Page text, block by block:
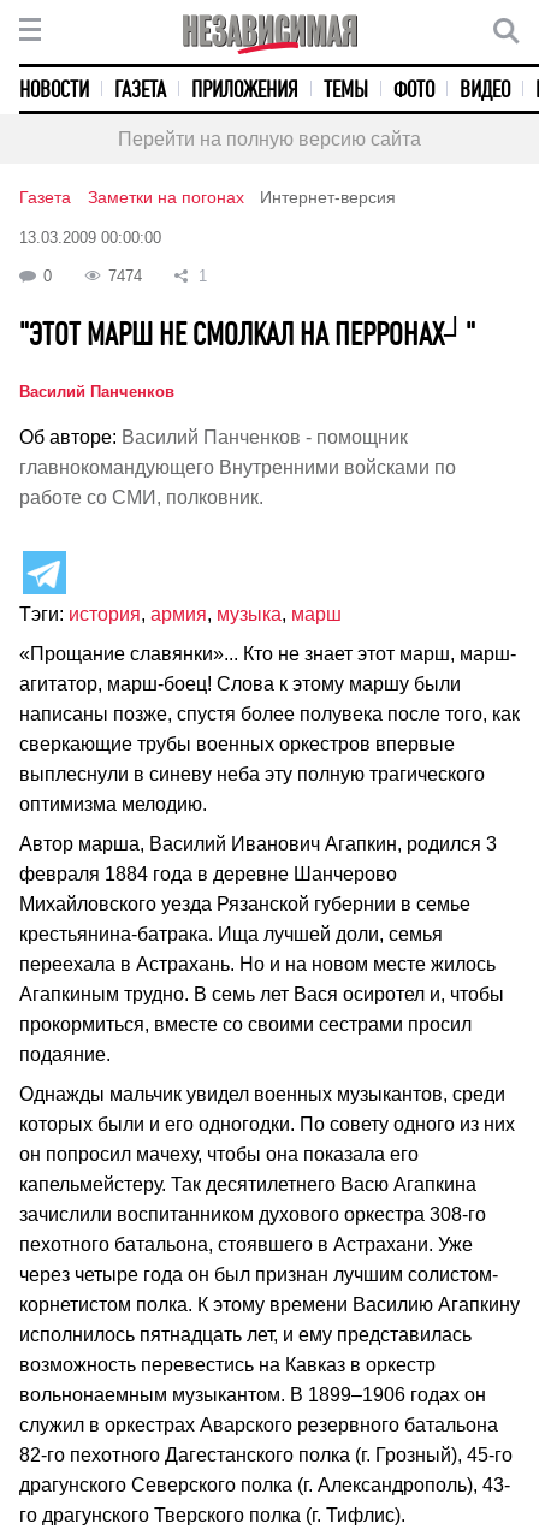
НОВОСТИ ГАЗЕТА ПРИЛОЖЕНИЯ ТЕМЫ ФОТО ВИДЕО
Перейти на полную версию сайта
Газета Заметки на погонах Интернет-версия
13.03.2009 00:00:00
0 7474 1
"ЭТОТ МАРШ НЕ СМОЛКАЛ НА ПЕРРОНАХ┘"
Василий Панченков
Об авторе: Василий Панченков - помощник
главнокомандующего Внутренними войсками по
работе со СМИ, полковник.
Тэги: история, армия, музыка, марш
«Прощание славянки»... Кто не знает этот марш, марш-
агитатор, марш-боец! Слова к этому маршу были
написаны позже, спустя более полувека после того, как
сверкающие трубы военных оркестров впервые
выплеснули в синеву неба эту полную трагического
оптимизма мелодию.
Автор марша, Василий Иванович Агапкин, родился 3
февраля 1884 года в деревне Шанчерово
Михайловского уезда Рязанской губернии в семье
крестьянина-батрака. Ища лучшей доли, семья
переехала в Астрахань. Но и на новом месте жилось
Агапкиным трудно. В семь лет Вася осиротел и, чтобы
прокормиться, вместе со своими сестрами просил
подаяние.
Однажды мальчик увидел военных музыкантов, среди
которых были и его одногодки. По совету одного из них
он попросил мачеху, чтобы она показала его
капельмейстеру. Так десятилетнего Васю Агапкина
зачислили воспитанником духового оркестра 308-го
пехотного батальона, стоявшего в Астрахани. Уже
через четыре года он был признан лучшим солистом-
корнетистом полка. К этому времени Василию Агапкину
исполнилось пятнадцать лет, и ему представилась
возможность перевестись на Кавказ в оркестр
вольнонаемным музыкантом. В 1899–1906 годах он
служил в оркестрах Аварского резервного батальона
82-го пехотного Дагестанского полка (г. Грозный), 45-го
драгунского Северского полка (г. Александрополь), 43-
го драгунского Тверского полка (г. Тифлис).